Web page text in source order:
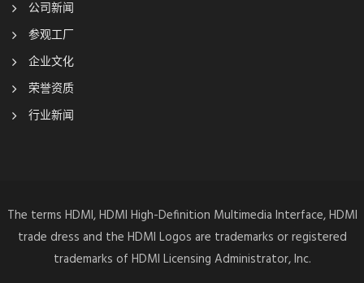
公司新闻
参观工厂
企业文化
荣誉资质
行业新闻
The terms HDMI, HDMI High-Definition Multimedia Interface, HDMI
trade dress and the HDMI Logos are trademarks or registered
trademarks of HDMI Licensing Administrator, Inc.